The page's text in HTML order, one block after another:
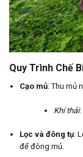
Quy Trình Chế
Cạo mủ: Thu mủ
Khí thải:
Lọc và đông tụ:
để đông mủ.